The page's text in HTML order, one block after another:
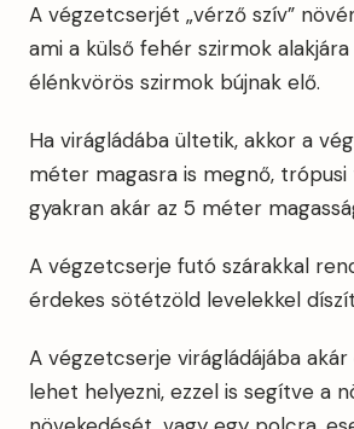
A végzetcserjét „vérző szív”
ami a külső fehér szirmok
élénkvörös szirmok bújnak elő.
Ha virágládába ültetik, akkor a
méter magasra is megnő,
gyakran akár az 5 méter
A végzetcserje futó szárakkal
érdekes sötétzöld levelekkel
A végzetcserje virágládájába
lehet helyezni, ezzel is segítve a